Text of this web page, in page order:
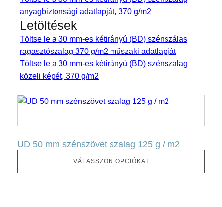
anyagbiztonsági adatlapját, 370 g/m2
Letöltések
Töltse le a 30 mm-es kétirányú (BD) szénszálas
ragasztószalag 370 g/m2 műszaki adatlapját
Töltse le a 30 mm-es kétirányú (BD) szénszalag
közeli képét, 370 g/m2
UD 50 mm szénszövet szalag 125 g / m2
VÁLASSZON OPCIÓKAT
Ennek
terméknek
változata
Ez